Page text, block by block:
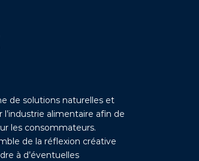
de solutions naturelles et
alimentaire afin de
les consommateurs.
de la réflexion créative
à d’éventuelles